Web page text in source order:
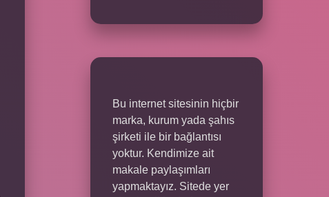
Bu internet sitesinin hiçbir
marka, kurum yada şahıs
şirketi ile bir bağlantısı
yoktur. Kendimize ait
makale paylaşımları
yapmaktayız. Sitede yer